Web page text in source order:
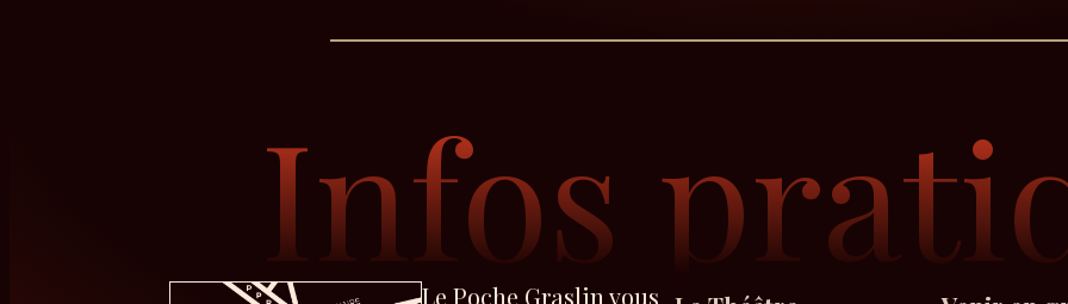
Infos
Le Poche Graslin vous